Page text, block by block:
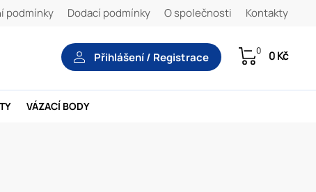
podmínky Dodací podmínky O společnosti Kontakty
Přihlášení / Registrace 0 0 Kč
VÁZACÍ BODY